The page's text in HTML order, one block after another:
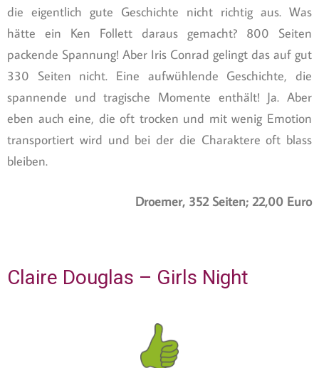
die eigentlich gute Geschichte nicht richtig aus. Was
hätte ein Ken Follett daraus gemacht? 800 Seiten
packende Spannung! Aber Iris Conrad gelingt das auf gut
330 Seiten nicht. Eine aufwühlende Geschichte, die
spannende und tragische Momente enthält! Ja. Aber
eben auch eine, die oft trocken und mit wenig Emotion
transportiert wird und bei der die Charaktere oft blass
bleiben.
Droemer, 352 Seiten; 22,00 Euro
Claire Douglas – Girls Night